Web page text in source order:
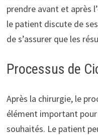
prendre avant et après
le patient discute de
de s’assurer que les
Processus de
Après la chirurgie, le
élément important
souhaités. Le patient